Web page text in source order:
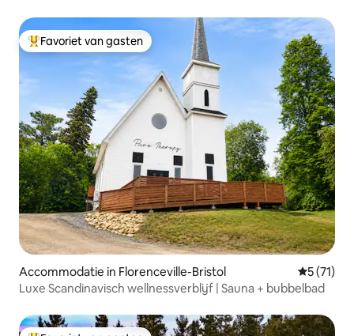
Topfavoriet van gasten
Favoriet van gasten
Accommodatie in Florenceville-Bristol
5 (71)
Luxe Scandinavisch wellnessverblijf | Sauna + bubbelbad